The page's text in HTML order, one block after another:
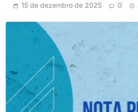
15 de dezembro de 2025 0